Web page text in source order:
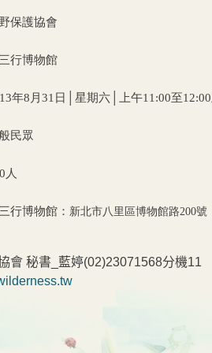
保護協會
行博物館
年8月31日│星期六│上午11:00至
民眾
人
行博物館： 新北市八里區博物館路200號
會 秘書_藍婷(02)23071568分機11